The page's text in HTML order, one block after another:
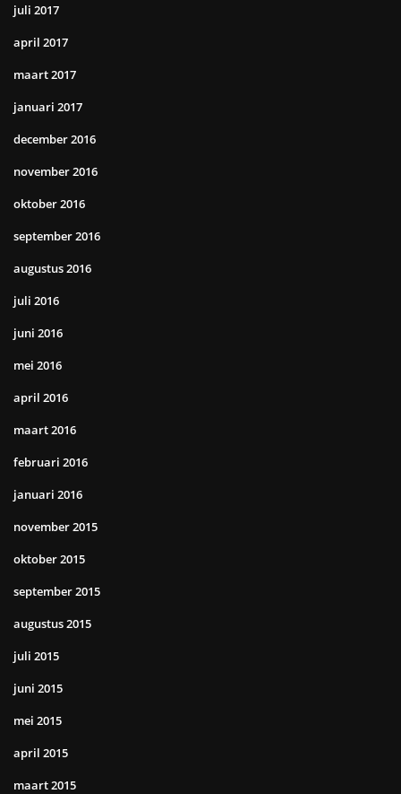
juli 2017
april 2017
maart 2017
januari 2017
december 2016
november 2016
oktober 2016
september 2016
augustus 2016
juli 2016
juni 2016
mei 2016
april 2016
maart 2016
februari 2016
januari 2016
november 2015
oktober 2015
september 2015
augustus 2015
juli 2015
juni 2015
mei 2015
april 2015
maart 2015